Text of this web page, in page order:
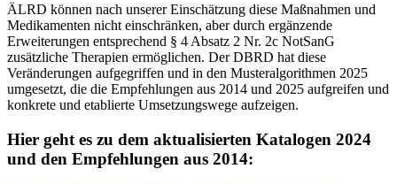
ÄLRD können nach unserer Einschätzung diese Maßnahmen und
Medikamenten nicht einschränken, aber durch ergänzende
Erweiterungen entsprechend § 4 Absatz 2 Nr. 2c NotSanG
zusätzliche Therapien ermöglichen. Der DBRD hat diese
Veränderungen aufgegriffen und in den Musteralgorithmen 2025
umgesetzt, die die Empfehlungen aus 2014 und 2025 aufgreifen und
konkrete und etablierte Umsetzungswege aufzeigen.
Hier geht es zu dem aktualisierten Katalogen 2024
und den Empfehlungen aus 2014: